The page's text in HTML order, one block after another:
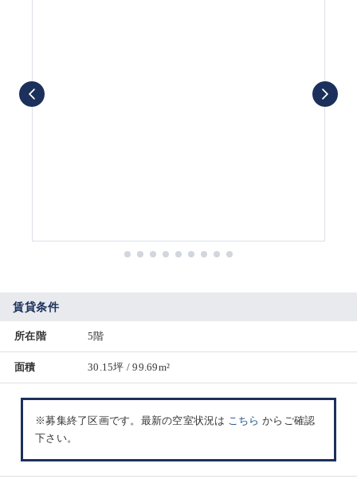
賃貸条件
所在階 5階
面積 30.15坪 / 99.69m²
※募集終了区画です。最新の空室状況は こちら からご確認
下さい。